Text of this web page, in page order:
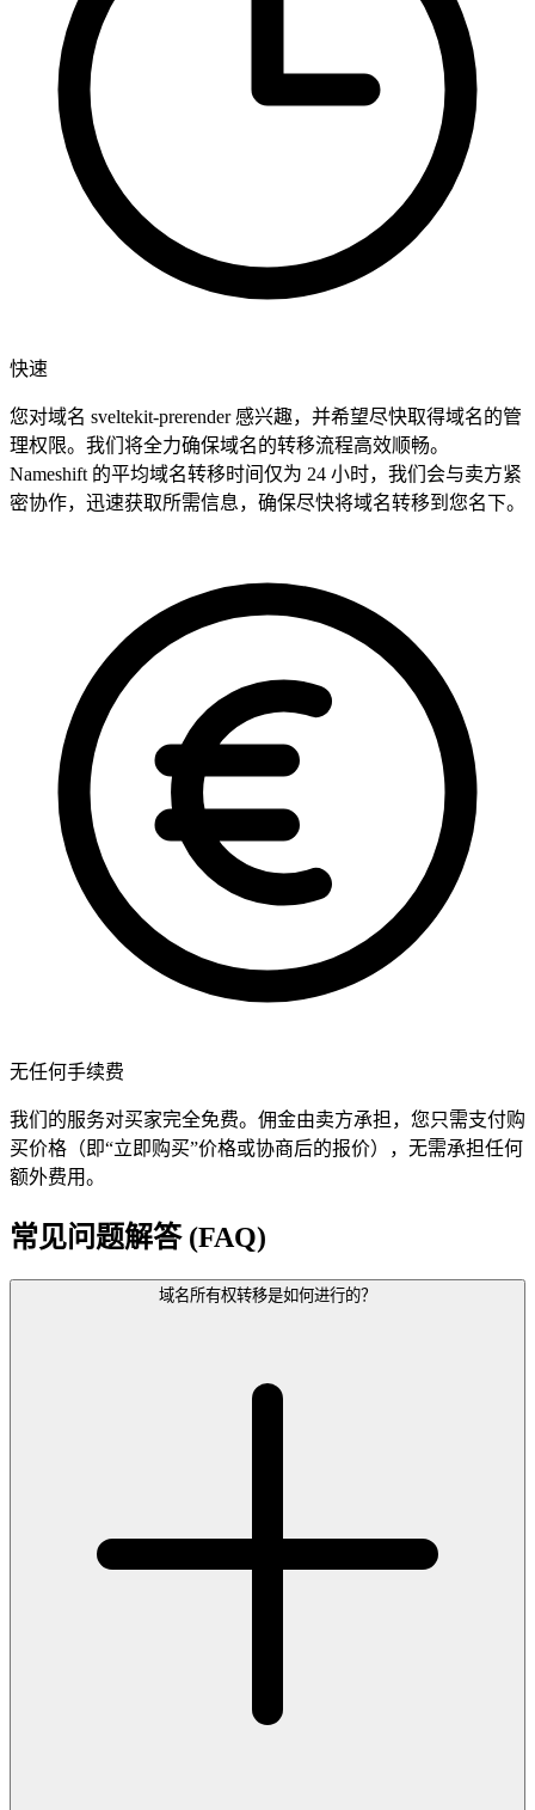
快速
您对域名 sveltekit-prerender 感兴趣，并希望尽快取得域名的管
理权限。我们将全力确保域名的转移流程高效顺畅。
Nameshift 的平均域名转移时间仅为 24 小时，我们会与卖方紧
密协作，迅速获取所需信息，确保尽快将域名转移到您名下。
无任何手续费
我们的服务对买家完全免费。佣金由卖方承担，您只需支付购
买价格（即“立即购买”价格或协商后的报价），无需承担任何
额外费用。
常见问题解答 (FAQ)
域名所有权转移是如何进行的？